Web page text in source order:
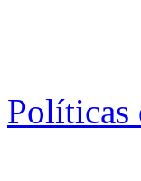
Políticas